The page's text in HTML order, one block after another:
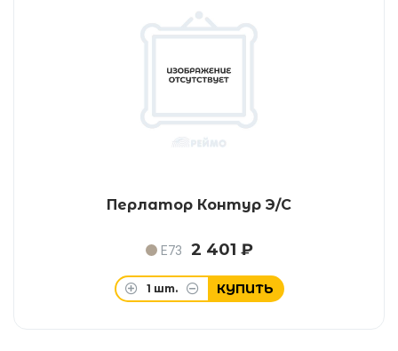
Перлатор Контур Э/С
E73 2 401 ₽
1 шт. КУПИТЬ